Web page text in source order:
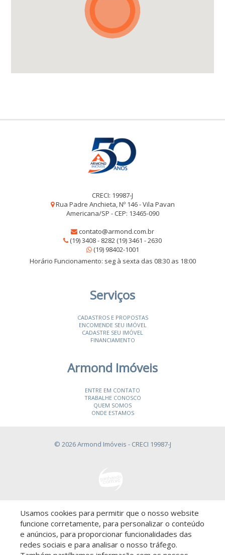
CRECI: 19987-J
Rua Padre Anchieta, Nº 146 - Vila Pavan
Americana/SP - CEP: 13465-090
contato@armond.com.br
(19) 3408 - 8282 (19) 3461 - 2630
(19) 98402-1001
Horário Funcionamento: seg à sexta das 08:30 as 18:00
Serviços
CADASTROS E PROPOSTAS
ENCOMENDE SEU IMÓVEL
CADASTRE SEU IMÓVEL
FINANCIAMENTO
Armond Imóveis
ENTRE EM CONTATO
TRABALHE CONOSCO
QUEM SOMOS
ONDE ESTAMOS
© 2026 Armond Imóveis - CRECI 19987-J
Descomplicado por:
Usamos cookies para permitir que o nosso website
funcione corretamente, para personalizar o conteúdo
e anúncios, para proporcionar funcionalidades das
redes sociais e para analisar o nosso tráfego.